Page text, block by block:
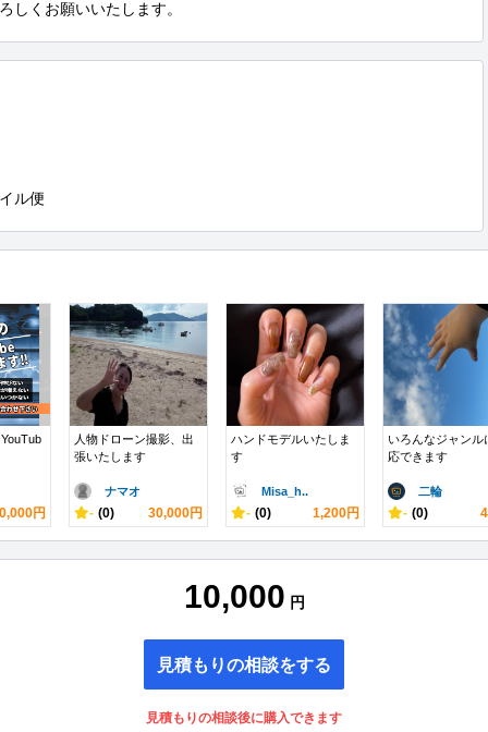
しくお願いいたします。
ル便
円
人物ドローン撮影、出
張いたします
ナマオ
- (0) 30,000円
ハンドモデルいたしま
す
Misa_h..
- (0) 1,200円
いろんなジャンル
応できます
二輪
- (0)
10,000 円
見積もりの相談をする
見積もりの相談後に購入できます